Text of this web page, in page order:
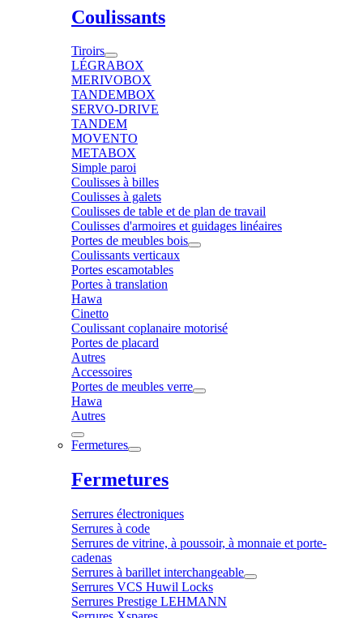
Coulissants
Tiroirs
LÉGRABOX
MERIVOBOX
TANDEMBOX
SERVO-DRIVE
TANDEM
MOVENTO
METABOX
Simple paroi
Coulisses à billes
Coulisses à galets
Coulisses de table et de plan de travail
Coulisses d'armoires et guidages linéaires
Portes de meubles bois
Coulissants verticaux
Portes escamotables
Portes à translation
Hawa
Cinetto
Coulissant coplanaire motorisé
Portes de placard
Autres
Accessoires
Portes de meubles verre
Hawa
Autres
Fermetures
Fermetures
Serrures électroniques
Serrures à code
Serrures de vitrine, à poussoir, à monnaie et porte-
cadenas
Serrures à barillet interchangeable
Serrures VCS Huwil Locks
Serrures Prestige LEHMANN